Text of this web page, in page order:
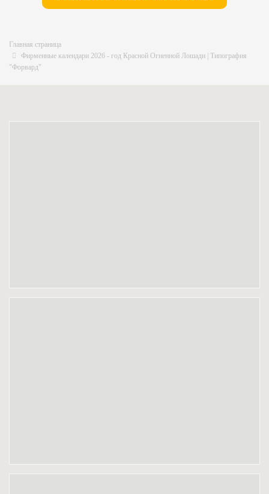
Главная страница
Фирменные календари 2026 - год Красной Огненной Лошади | Типография
"Форвард"